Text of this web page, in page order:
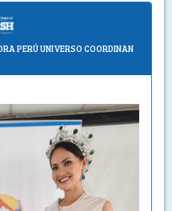
PERÚ UNIVERSO COORDINAN